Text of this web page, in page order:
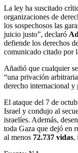
La ley ha suscitado
organizaciones de
los sospechosos las
juicio justo”, declaró
defiende los derechos
comunicado citado por
Añadió que cualquier
“una privación
derecho internacional y
El ataque del 7 de
Israel y condujo al
israelíes. Además,
toda Gaza que dejó en
al menos 72.737 vidas,